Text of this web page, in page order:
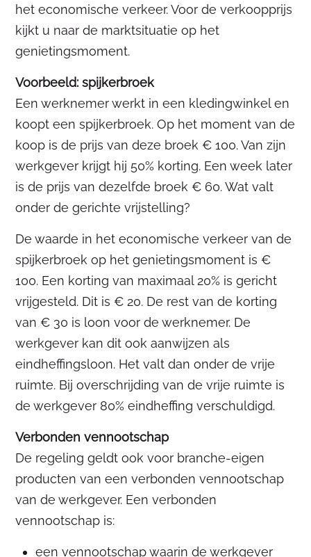
het economische verkeer. Voor de verkoopprijs
kijkt u naar de marktsituatie op het
genietingsmoment.
Voorbeeld: spijkerbroek
Een werknemer werkt in een kledingwinkel en
koopt een spijkerbroek. Op het moment van de
koop is de prijs van deze broek € 100. Van zijn
werkgever krijgt hij 50% korting. Een week later
is de prijs van dezelfde broek € 60. Wat valt
onder de gerichte vrijstelling?
De waarde in het economische verkeer van de
spijkerbroek op het genietingsmoment is €
100. Een korting van maximaal 20% is gericht
vrijgesteld. Dit is € 20. De rest van de korting
van € 30 is loon voor de werknemer. De
werkgever kan dit ook aanwijzen als
eindheffingsloon. Het valt dan onder de vrije
ruimte. Bij overschrijding van de vrije ruimte is
de werkgever 80% eindheffing verschuldigd.
Verbonden vennootschap
De regeling geldt ook voor branche-eigen
producten van een verbonden vennootschap
van de werkgever. Een verbonden
vennootschap is:
een vennootschap waarin de werkgever